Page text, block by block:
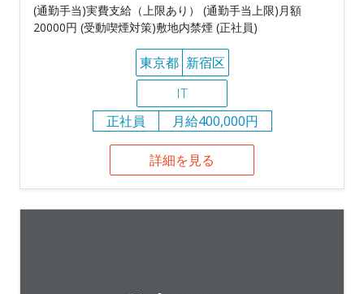
(通勤手当)実費支給（上限あり） (通勤手当上限)月額
20000円 (受動喫煙対策)敷地内禁煙 (正社員)
東京都 新宿区
IT
正社員
月給400,000円
詳細を見る